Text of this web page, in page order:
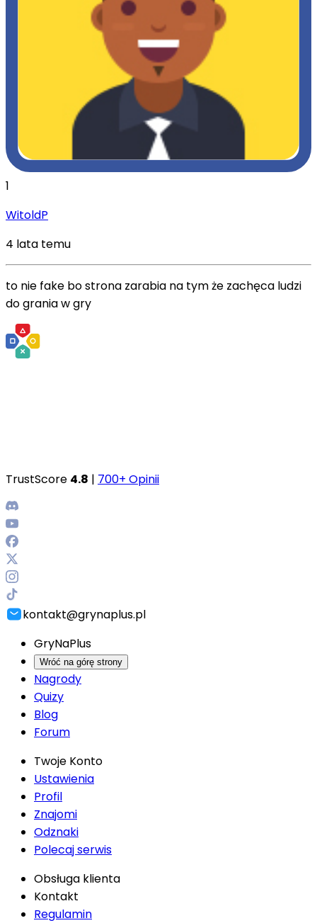
1
WitoldP
4 lata temu
to nie fake bo strona zarabia na tym że zachęca ludzi
do grania w gry
TrustScore 4.8 | 700+ Opinii
kontakt@grynaplus.pl
GryNaPlus
Wróć na górę strony
Nagrody
Quizy
Blog
Forum
Twoje Konto
Ustawienia
Profil
Znajomi
Odznaki
Polecaj serwis
Obsługa klienta
Kontakt
Regulamin